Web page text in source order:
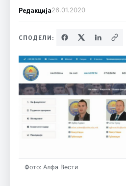
Редакција26.01.2020
СПОДЕЛИ:
Фото: Алфа Вести